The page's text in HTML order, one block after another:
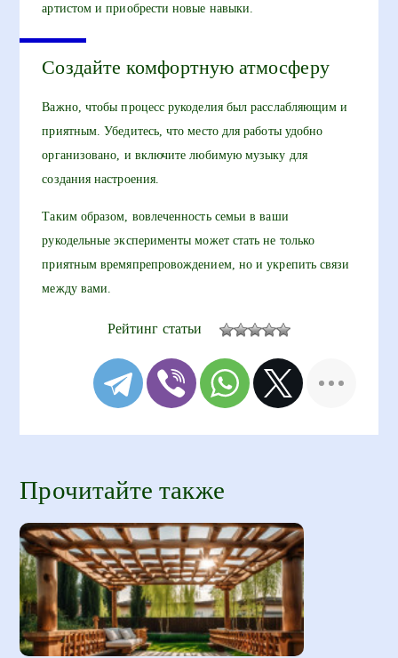
артистом и приобрести новые навыки.
Создайте комфортную атмосферу
Важно, чтобы процесс рукоделия был расслабляющим и
приятным. Убедитесь, что место для работы удобно
организовано, и включите любимую музыку для
создания настроения.
Таким образом, вовлеченность семьи в ваши
рукодельные эксперименты может стать не только
приятным времяпрепровождением, но и укрепить связи
между вами.
Рейтинг статьи
Прочитайте также